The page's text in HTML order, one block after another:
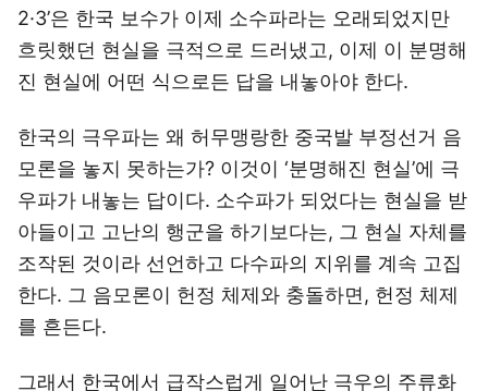
2·3’은 한국 보수가 이제 소수파라는 오래되었지만
흐릿했던 현실을 극적으로 드러냈고, 이제 이 분명해
진 현실에 어떤 식으로든 답을 내놓아야 한다.
한국의 극우파는 왜 허무맹랑한 중국발 부정선거 음
모론을 놓지 못하는가? 이것이 ‘분명해진 현실’에 극
우파가 내놓는 답이다. 소수파가 되었다는 현실을 받
아들이고 고난의 행군을 하기보다는, 그 현실 자체를
조작된 것이라 선언하고 다수파의 지위를 계속 고집
한다. 그 음모론이 헌정 체제와 충돌하면, 헌정 체제
를 흔든다.
그래서 한국에서 급작스럽게 일어난 극우의 주류화